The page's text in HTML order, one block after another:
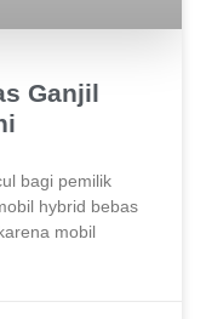
Ganjil
bagi pemilik
hybrid bebas
mobil